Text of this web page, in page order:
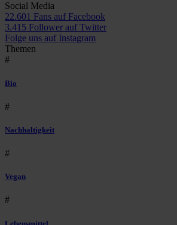
Social Media
22.601 Fans auf Facebook
3.415 Follower auf Twitter
Folge uns auf Instagram
Themen
#
Bio
#
Nachhaltigkeit
#
Vegan
#